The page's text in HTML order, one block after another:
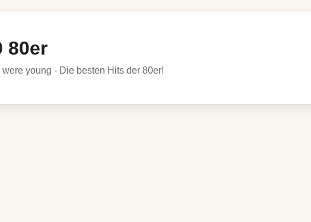
80er
young - Die besten Hits der 80er!